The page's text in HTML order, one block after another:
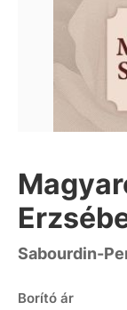
Sabourdin-
Borító ár